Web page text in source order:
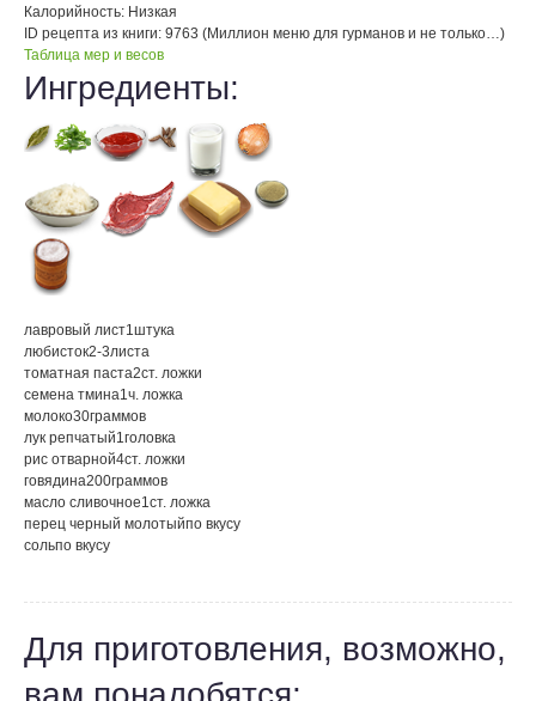
Калорийность: Низкая
ID рецепта из книги: 9763 (Миллион меню для гурманов и не только…)
Таблица мер и весов
Ингредиенты:
лавровый лист1 штука
любисток2-3листа
томатная паста2ст. ложки
семена тмина1 ч. ложка
молоко30граммов
лук репчатый1 головка
рис отварной4ст. ложки
говядина200граммов
масло сливочное1 ст. ложка
перец черный молотыйпо вкусу
сольпо вкусу
Для приготовления, возможно,